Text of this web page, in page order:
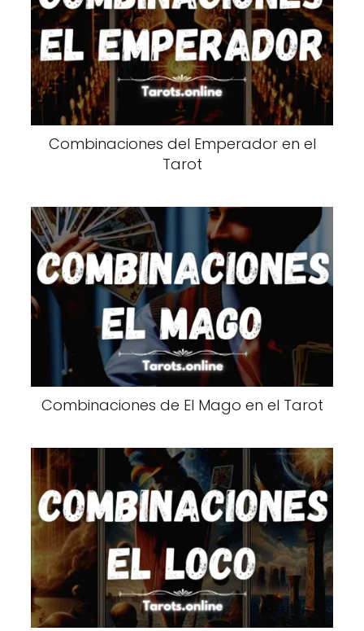
Combinaciones del Emperador en el
Tarot
Combinaciones de El Mago en el Tarot